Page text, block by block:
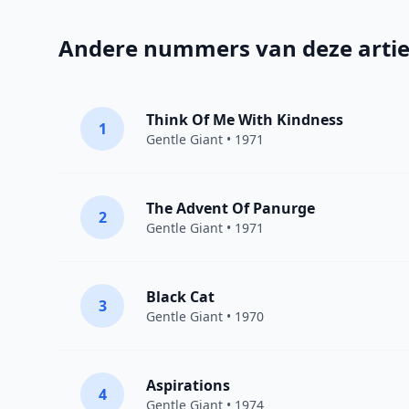
Andere nummers van deze
1 Think Of Me With Kindness
Gentle Giant • 1971
2 The Advent Of Panurge
Gentle Giant • 1971
3 Black Cat
Gentle Giant • 1970
4 Aspirations
Gentle Giant • 1974